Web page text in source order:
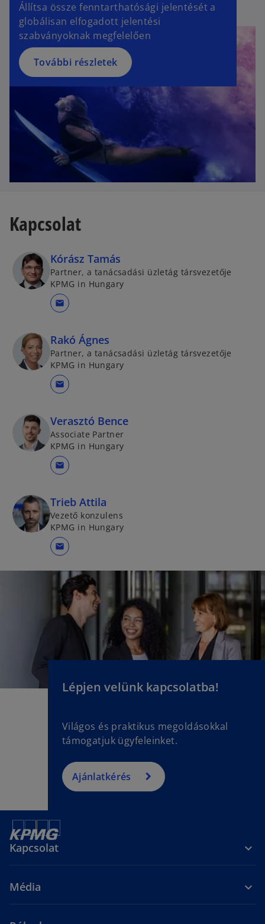
Állítsa össze fenntarthatósági jelentését a
globálisan elfogadott jelentési
szabványoknak megfelelően
További részletek
Kapcsolat
Kórász Tamás
Partner, a tanácsadási üzletág társvezetője
KPMG in Hungary
mail
Rakó Ágnes
Partner, a tanácsadási üzletág társvezetője
KPMG in Hungary
mail
Verasztó Bence
Associate Partner
KPMG in Hungary
mail
Trieb Attila
Vezető konzulens
KPMG in Hungary
mail
Lépjen velünk kapcsolatba!
Világos és praktikus megoldásokkal
támogatjuk ügyfeleinket.
Ajánlatkérés
Kapcsolat
Média